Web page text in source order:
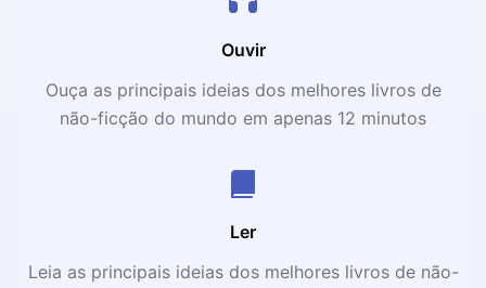
Ouvir
Ouça as principais ideias dos melhores livros de
não-ficção do mundo em apenas 12 minutos
Ler
Leia as principais ideias dos melhores livros de não-